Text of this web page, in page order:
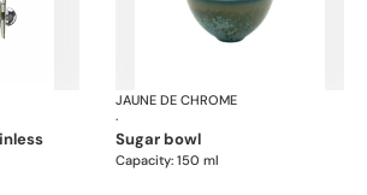
NymphéaJAUNE DE CHROME
·
sugar bowl
Capacity: 150 ml